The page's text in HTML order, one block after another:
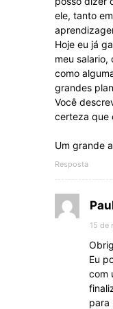
ele, tanto
Hoje eu já
meu salario,
como
grandes
Você
certeza que
Um grande
Resposta
15 de
Eu
com
para